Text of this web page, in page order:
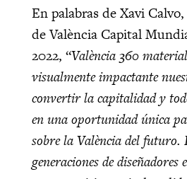
En palabras de Xavi
de València Capital
2022, “València 360
visualmente impactante
convertir la capitalidad y
en una oportunidad única
sobre la València del futuro.
generaciones de diseñadores